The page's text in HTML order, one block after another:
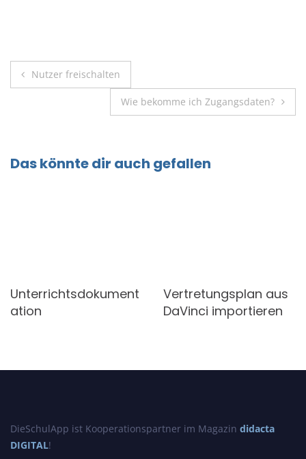
Beitragsnavigation
Nutzer freischalten
Wie bekomme ich Zugangsdaten?
Das könnte dir auch gefallen
Unterrichtsdokument
ation
Vertretungsplan aus
DaVinci importieren
DieSchulApp ist Kooperationspartner im Magazin didacta
DIGITAL!